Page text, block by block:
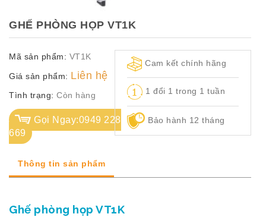
MÃ
CH.
SÁCH
Q.
ĐỊNH
GHẾ PHÒNG HỌP VT1K
Mã sản phẩm: VT1K
Giá sản phẩm: Liên hệ
Tình trạng: Còn hàng
Gọi Ngay:0949 228
669
Cam kết chính hãng
1 đổi 1 trong 1 tuần
Bảo hành 12 tháng
Thông tin sản phẩm
Ghế phòng họp VT1K